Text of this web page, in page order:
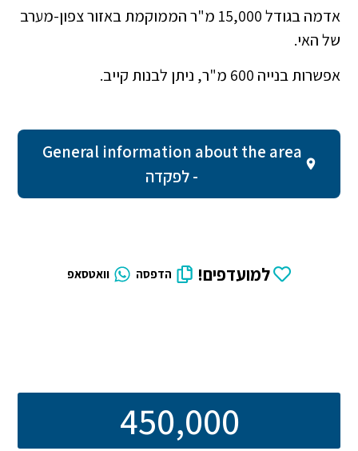
אדמה בגודל 15,000 מ"ר הממוקמת באזור צפון-מערב
של האי.
אפשרות בנייה 600 מ"ר, ניתן לבנות קייב.
General information about the area
- לפקדה
למועדפים! הדפסה וואטסאפ
450,000